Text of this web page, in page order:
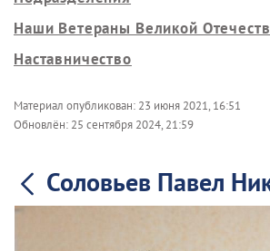
Наши Ветераны Великой
Наставничество
Материал опубликован: 23 июня 2021, 16:51
Обновлён: 25 сентября 2024, 21:59
Соловьев Павел